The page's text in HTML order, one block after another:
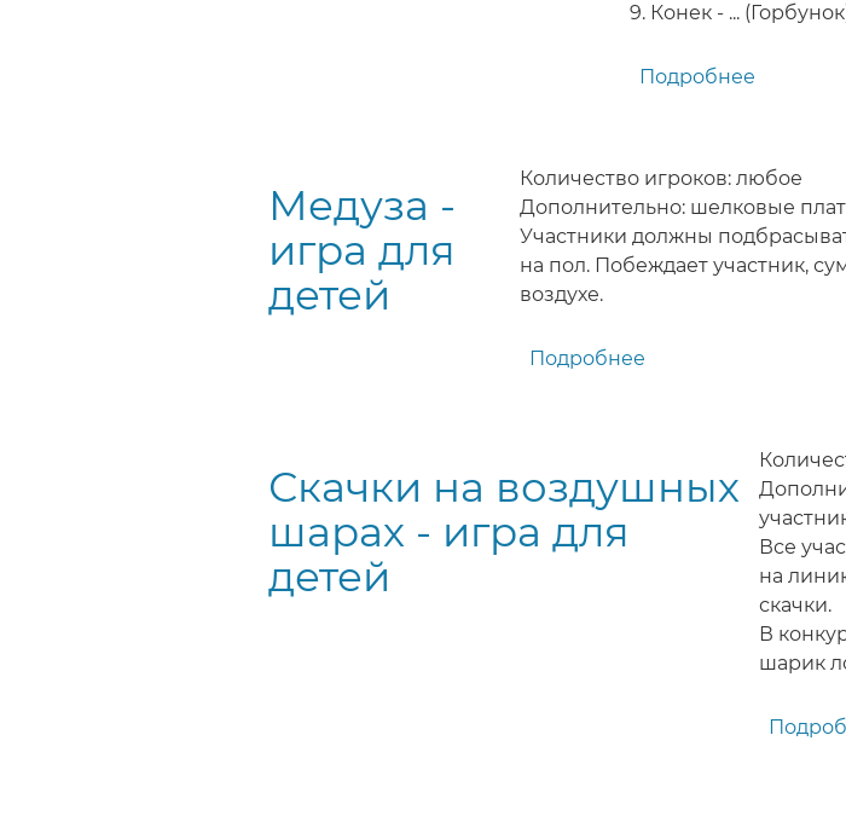
9. Конек - ...
Подробнее
сказками
-
игра
для
Медуза -
игра для
детей
Количество игроков: любое
Дополнительно: шелковые
Участники должны
на пол. Побеждает участник,
воздухе.
Подробнее
для
детей
Скачки на воздушных
шарах - игра для
детей
Все
на
скачки.
В
шарик